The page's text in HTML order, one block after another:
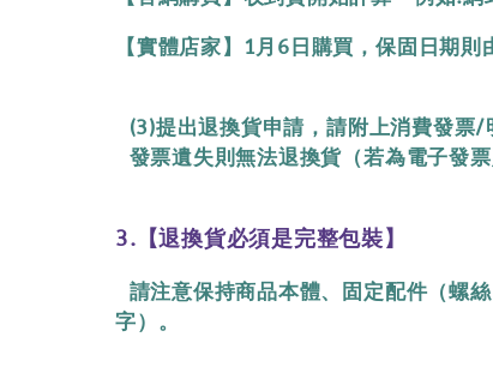
【實體店家】1月6日購買，保固日期則
(3)提出退換貨申請，請附上消費發票/
發票遺失則無法退換貨（若為電子發
3. 【退換貨必須是完整包裝】
請注意保持商品本體、固定配件（螺
字）。